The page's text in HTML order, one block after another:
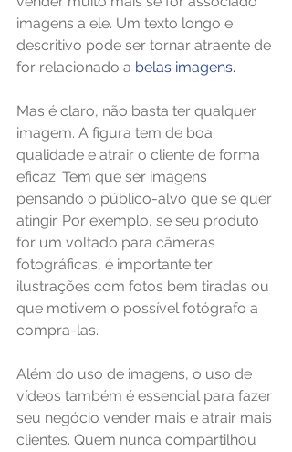
imagens a ele. Um texto longo e
descritivo pode ser tornar atraente de
for relacionado a belas imagens.
Mas é claro, não basta ter qualquer
imagem. A figura tem de boa
qualidade e atrair o cliente de forma
eficaz. Tem que ser imagens
pensando o público-alvo que se quer
atingir. Por exemplo, se seu produto
for um voltado para câmeras
fotográficas, é importante ter
ilustrações com fotos bem tiradas ou
que motivem o possível fotógrafo a
compra-las.
Além do uso de imagens, o uso de
vídeos também é essencial para fazer
seu negócio vender mais e atrair mais
clientes. Quem nunca compartilhou